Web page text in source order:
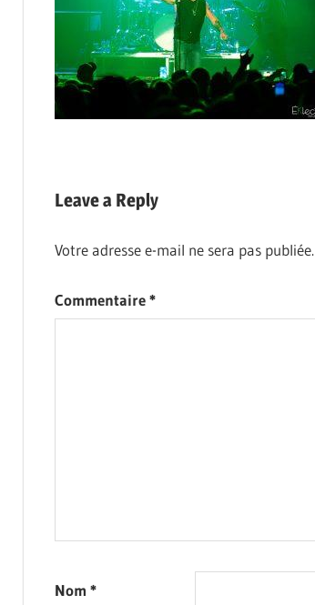
Leave a Reply
Votre adresse e-mail ne sera pas publiée.
Commentaire*
Nom *